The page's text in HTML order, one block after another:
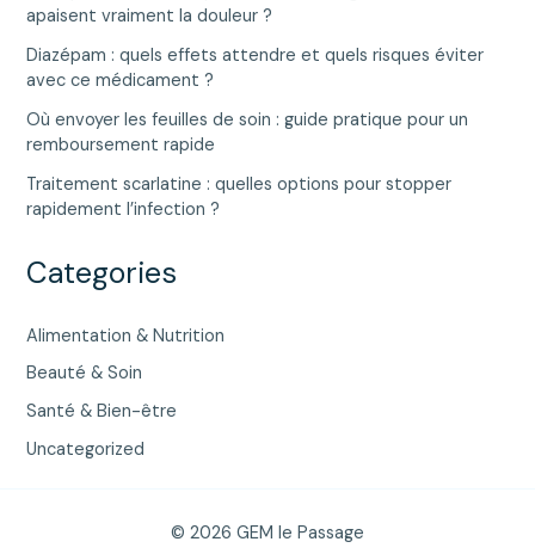
apaisent vraiment la douleur ?
Diazépam : quels effets attendre et quels risques éviter
avec ce médicament ?
Où envoyer les feuilles de soin : guide pratique pour un
remboursement rapide
Traitement scarlatine : quelles options pour stopper
rapidement l’infection ?
Categories
Alimentation & Nutrition
Beauté & Soin
Santé & Bien-être
Uncategorized
© 2026 GEM le Passage